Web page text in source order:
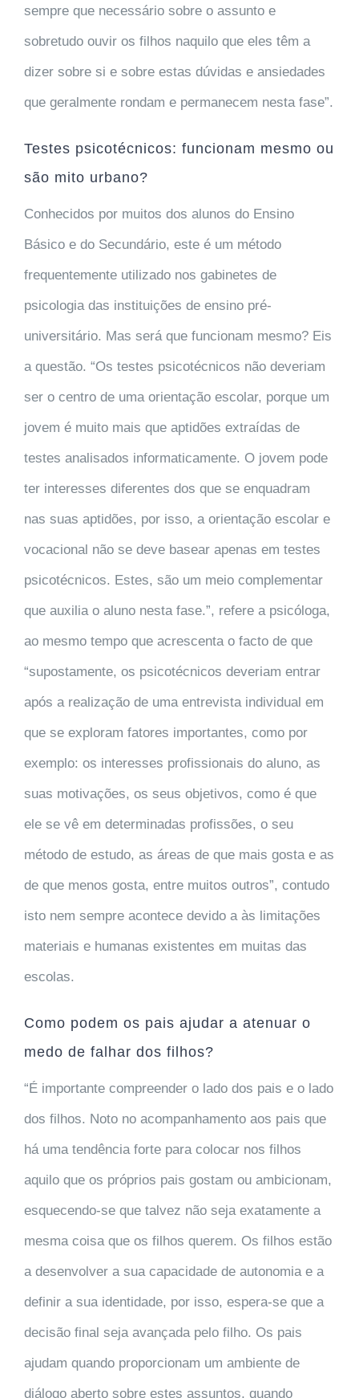
sempre que necessário sobre o assunto e
sobretudo ouvir os filhos naquilo que eles têm a
dizer sobre si e sobre estas dúvidas e ansiedades
que geralmente rondam e permanecem nesta fase”.
Testes psicotécnicos: funcionam mesmo ou
são mito urbano?
Conhecidos por muitos dos alunos do Ensino
Básico e do Secundário, este é um método
frequentemente utilizado nos gabinetes de
psicologia das instituições de ensino pré-
universitário. Mas será que funcionam mesmo? Eis
a questão. “Os testes psicotécnicos não deveriam
ser o centro de uma orientação escolar, porque um
jovem é muito mais que aptidões extraídas de
testes analisados informaticamente. O jovem pode
ter interesses diferentes dos que se enquadram
nas suas aptidões, por isso, a orientação escolar e
vocacional não se deve basear apenas em testes
psicotécnicos. Estes, são um meio complementar
que auxilia o aluno nesta fase.”, refere a psicóloga,
ao mesmo tempo que acrescenta o facto de que
“supostamente, os psicotécnicos deveriam entrar
após a realização de uma entrevista individual em
que se exploram fatores importantes, como por
exemplo: os interesses profissionais do aluno, as
suas motivações, os seus objetivos, como é que
ele se vê em determinadas profissões, o seu
método de estudo, as áreas de que mais gosta e as
de que menos gosta, entre muitos outros”, contudo
isto nem sempre acontece devido a às limitações
materiais e humanas existentes em muitas das
escolas.
Como podem os pais ajudar a atenuar o
medo de falhar dos filhos?
“É importante compreender o lado dos pais e o lado
dos filhos. Noto no acompanhamento aos pais que
há uma tendência forte para colocar nos filhos
aquilo que os próprios pais gostam ou ambicionam,
esquecendo-se que talvez não seja exatamente a
mesma coisa que os filhos querem. Os filhos estão
a desenvolver a sua capacidade de autonomia e a
definir a sua identidade, por isso, espera-se que a
decisão final seja avançada pelo filho. Os pais
ajudam quando proporcionam um ambiente de
diálogo aberto sobre estes assuntos, quando